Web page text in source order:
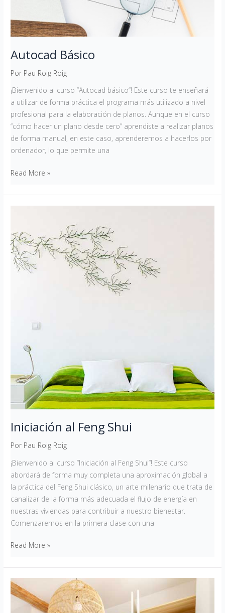
Autocad Básico
Por Pau Roig Roig
¡Bienvenido al curso “Autocad básico“! Este curso te enseñará
a utilizar de forma práctica el programa más utilizado a nivel
profesional para la elaboración de planos. Aunque en el curso
“cómo hacer un plano desde cero” aprendiste a realizar planos
de forma manual, en este caso, aprenderemos a hacerlos por
ordenador, lo que permite una
Read More »
Iniciación al Feng Shui
Por Pau Roig Roig
¡Bienvenido al curso “Iniciación al Feng Shui“! Este curso
abordará de forma muy completa una aproximación global a
la práctica del Feng Shui clásico, un arte milenario que trata de
canalizar de la forma más adecuada el flujo de energía en
nuestras viviendas para contribuir a nuestro bienestar.
Comenzaremos en la primera clase con una
Feng
Shui
Read More »
Orden
y
organización